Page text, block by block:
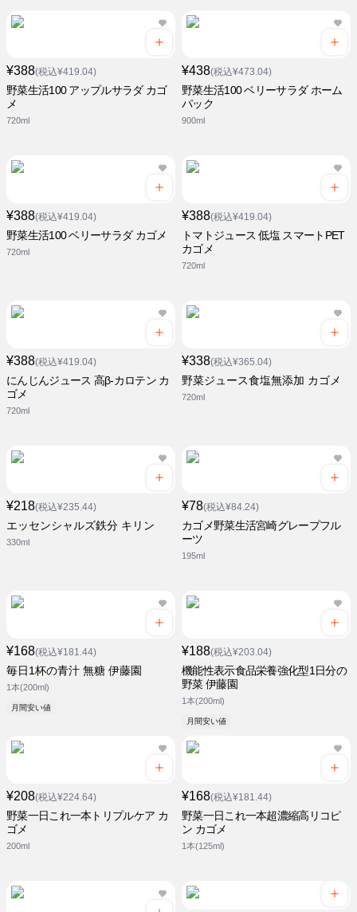
¥388(税込¥419.04)
野菜生活100 アップルサラダ カゴ
メ
720ml
¥438(税込¥473.04)
野菜生活100 ベリーサラダ ホーム
パック
900ml
¥388(税込¥419.04)
野菜生活100 ベリーサラダ カゴメ
720ml
¥388(税込¥419.04)
トマトジュース 低塩 スマートPET
カゴメ
720ml
¥388(税込¥419.04)
にんじんジュース 高β-カロテン カ
ゴメ
720ml
¥338(税込¥365.04)
野菜ジュース食塩無添加 カゴメ
720ml
¥218(税込¥235.44)
エッセンシャルズ鉄分 キリン
330ml
¥78(税込¥84.24)
カゴメ野菜生活宮崎グレープフル
ーツ
195ml
¥168(税込¥181.44)
毎日1杯の青汁 無糖 伊藤園
1本(200ml)
月間安い値
¥188(税込¥203.04)
機能性表示食品栄養強化型1日分の
野菜 伊藤園
1本(200ml)
月間安い値
¥208(税込¥224.64)
野菜一日これ一本トリプルケア カ
ゴメ
200ml
¥168(税込¥181.44)
野菜一日これ一本超濃縮高リコピ
ン カゴメ
1本(125ml)